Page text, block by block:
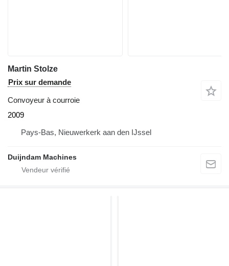
Martin Stolze
Prix sur demande
Convoyeur à courroie
2009
Pays-Bas, Nieuwerkerk aan den IJssel
Duijndam Machines